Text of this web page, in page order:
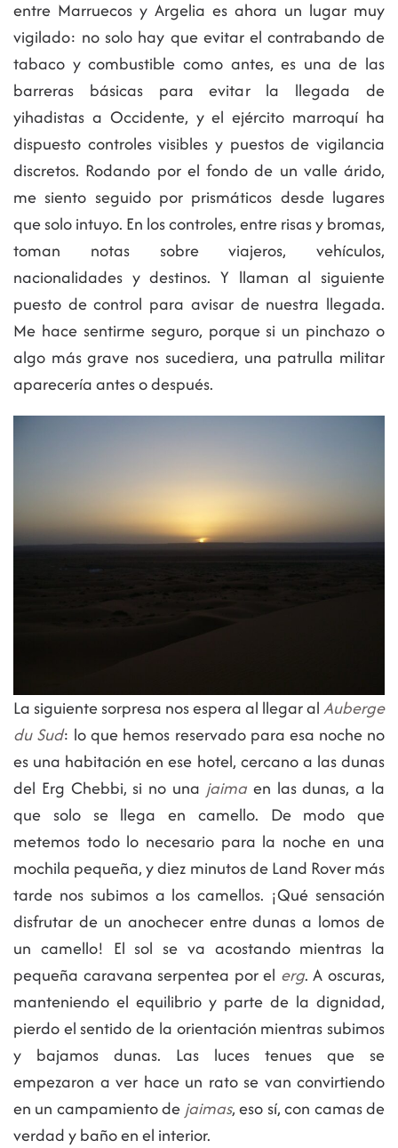
entre Marruecos y Argelia es ahora un lugar muy
vigilado: no solo hay que evitar el contrabando de
tabaco y combustible como antes, es una de las
barreras básicas para evitar la llegada de
yihadistas a Occidente, y el ejército marroquí ha
dispuesto controles visibles y puestos de vigilancia
discretos. Rodando por el fondo de un valle árido,
me siento seguido por prismáticos desde lugares
que solo intuyo. En los controles, entre risas y bromas,
toman notas sobre viajeros, vehículos,
nacionalidades y destinos. Y llaman al siguiente
puesto de control para avisar de nuestra llegada.
Me hace sentirme seguro, porque si un pinchazo o
algo más grave nos sucediera, una patrulla militar
aparecería antes o después.
La siguiente sorpresa nos espera al llegar alAuberge
du Sud: lo que hemos reservado para esa noche no
es una habitación en ese hotel, cercano a las dunas
del Erg Chebbi, si no una jaimaen las dunas, a la
que solo se llega en camello. De modo que
metemos todo lo necesario para la noche en una
mochila pequeña, y diez minutos de Land Rover más
tarde nos subimos a los camellos. ¡Qué sensación
disfrutar de un anochecer entre dunas a lomos de
un camello! El sol se va acostando mientras la
pequeña caravana serpentea por el erg. A oscuras,
manteniendo el equilibrio y parte de la dignidad,
pierdo el sentido de la orientación mientras subimos
y bajamos dunas. Las luces tenues que se
empezaron a ver hace un rato se van convirtiendo
en un campamiento de jaimas, eso sí, con camas de
verdad y baño en el interior.